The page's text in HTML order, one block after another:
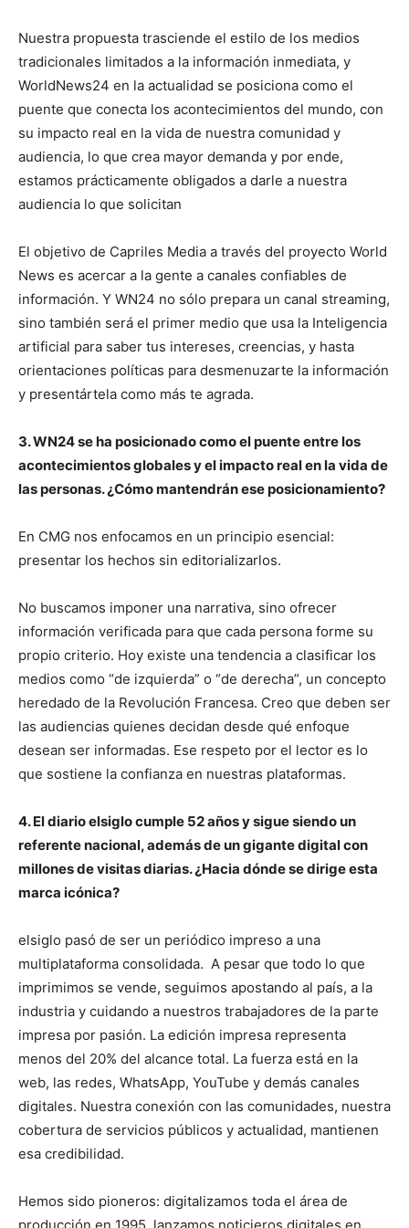
Nuestra propuesta trasciende el estilo de los medios
tradicionales limitados a la información inmediata, y
WorldNews24 en la actualidad se posiciona como el
puente que conecta los acontecimientos del mundo, con
su impacto real en la vida de nuestra comunidad y
audiencia, lo que crea mayor demanda y por ende,
estamos prácticamente obligados a darle a nuestra
audiencia lo que solicitan
El objetivo de Capriles Media a través del proyecto World
News es acercar a la gente a canales confiables de
información. Y WN24 no sólo prepara un canal streaming,
sino también será el primer medio que usa la Inteligencia
artificial para saber tus intereses, creencias, y hasta
orientaciones políticas para desmenuzarte la información
y presentártela como más te agrada.
3. WN24 se ha posicionado como el puente entre los
acontecimientos globales y el impacto real en la vida de
las personas. ¿Cómo mantendrán ese posicionamiento?
En CMG nos enfocamos en un principio esencial:
presentar los hechos sin editorializarlos.
No buscamos imponer una narrativa, sino ofrecer
información verificada para que cada persona forme su
propio criterio. Hoy existe una tendencia a clasificar los
medios como “de izquierda” o “de derecha”, un concepto
heredado de la Revolución Francesa. Creo que deben ser
las audiencias quienes decidan desde qué enfoque
desean ser informadas. Ese respeto por el lector es lo
que sostiene la confianza en nuestras plataformas.
4. El diario elsiglo cumple 52 años y sigue siendo un
referente nacional, además de un gigante digital con
millones de visitas diarias. ¿Hacia dónde se dirige esta
marca icónica?
elsiglo pasó de ser un periódico impreso a una
multiplataforma consolidada. A pesar que todo lo que
imprimimos se vende, seguimos apostando al país, a la
industria y cuidando a nuestros trabajadores de la parte
impresa por pasión. La edición impresa representa
menos del 20% del alcance total. La fuerza está en la
web, las redes, WhatsApp, YouTube y demás canales
digitales. Nuestra conexión con las comunidades, nuestra
cobertura de servicios públicos y actualidad, mantienen
esa credibilidad.
Hemos sido pioneros: digitalizamos toda el área de